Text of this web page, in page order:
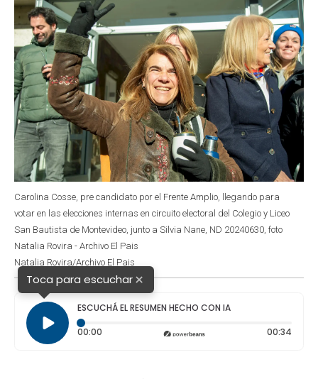
Carolina Cosse, pre candidato por el Frente Amplio, llegando para
votar en las elecciones internas en circuito electoral del Colegio y Liceo
San Bautista de Montevideo, junto a Silvia Nane, ND 20240630, foto
Natalia Rovira - Archivo El Pais
Natalia Rovira/Archivo El Pais
Toca para escuchar×
ESCUCHÁ EL RESUMEN HECHO CON IA
00:00 Tiempo transcurrido: 0 segundos 00:34